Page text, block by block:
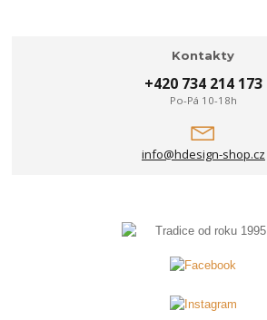
Kontakty
+420 734 214 173
Po-Pá 10-18h
info@hdesign-shop.cz